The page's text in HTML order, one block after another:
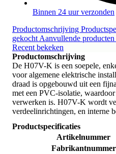
Binnen 24 uur verzonden
Productomschrijving
gekocht Aanvullende producten
Recent bekeken
Productomschrijving
De H07V-K is een soepele,
voor algemene elektrische
draad is opgebouwd uit een
met een PVC-isolatie,
verwerken is. H07V-K wordt
verdeelinrichtingen, en interne
Productspecificaties
Artikelnummer
Fabrikantnummer